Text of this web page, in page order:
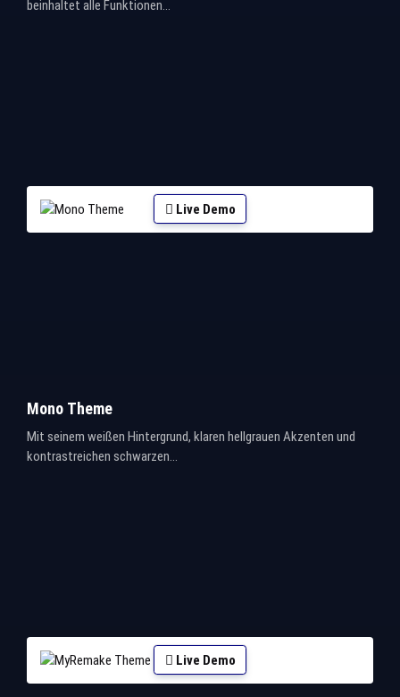
beinhaltet alle Funktionen...
Live Demo
Mono Theme
Mit seinem weißen Hintergrund, klaren hellgrauen Akzenten und
kontrastreichen schwarzen...
Live Demo